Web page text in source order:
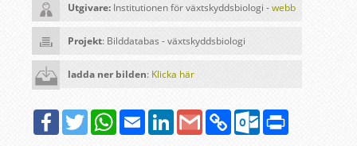
Utgivare: Institutionen för växtskyddsbiologi -webb
Projekt: Bilddatabas - växtskyddsbiologi
ladda ner bilden: Klicka här
FacebookTwitter WhatsAppEmail LinkedInGoogle
Gmail
Copy
Link
Outlook.com